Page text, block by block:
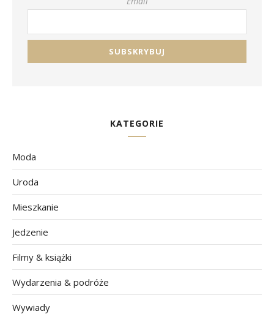
KATEGORIE
Moda
Uroda
Mieszkanie
Jedzenie
Filmy & książki
Wydarzenia & podróże
Wywiady